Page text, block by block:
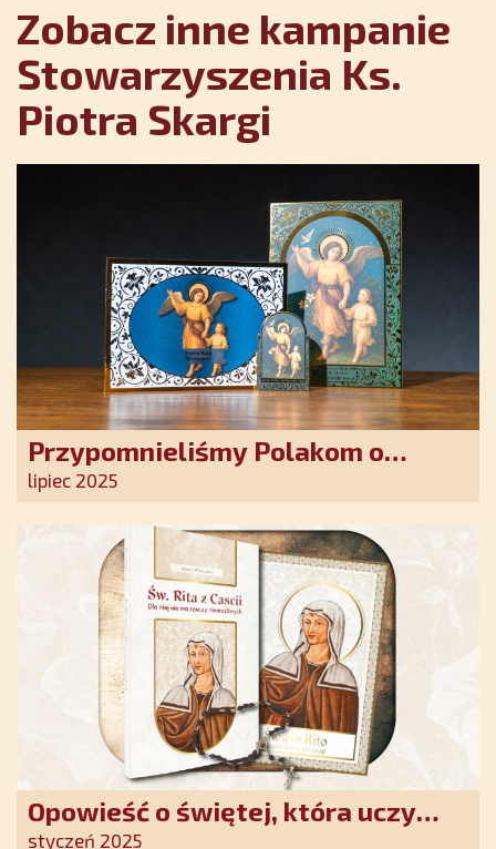
Zobacz inne kampanie
Stowarzyszenia Ks.
Piotra Skargi
Przypomnieliśmy Polakom o
obecności Anioła Stróża!
lipiec 2025
Opowieść o świętej, która uczy
szczerego oddania się Bogu.
styczeń 2025